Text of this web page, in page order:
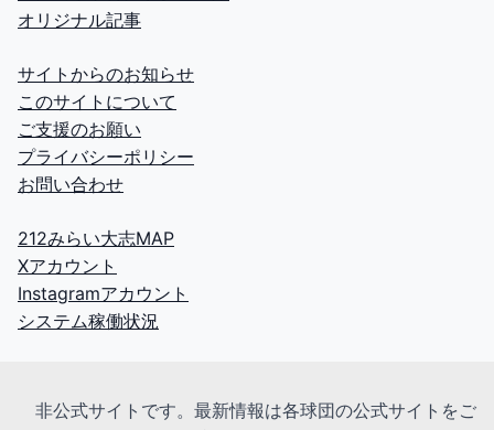
オリジナル記事
サイトからのお知らせ
このサイトについて
ご支援のお願い
プライバシーポリシー
お問い合わせ
212みらい大志MAP
Xアカウント
Instagramアカウント
システム稼働状況
非公式サイトです。最新情報は各球団の公式サイトをご